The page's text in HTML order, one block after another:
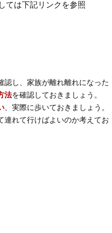
ては下記リンクを参照
認し、家族が離れ離れになった
法を確認しておきましょう。
、実際に歩いておきましょう。
連れて行けばよいのか考えてお